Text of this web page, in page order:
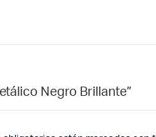
Negro Brillante”